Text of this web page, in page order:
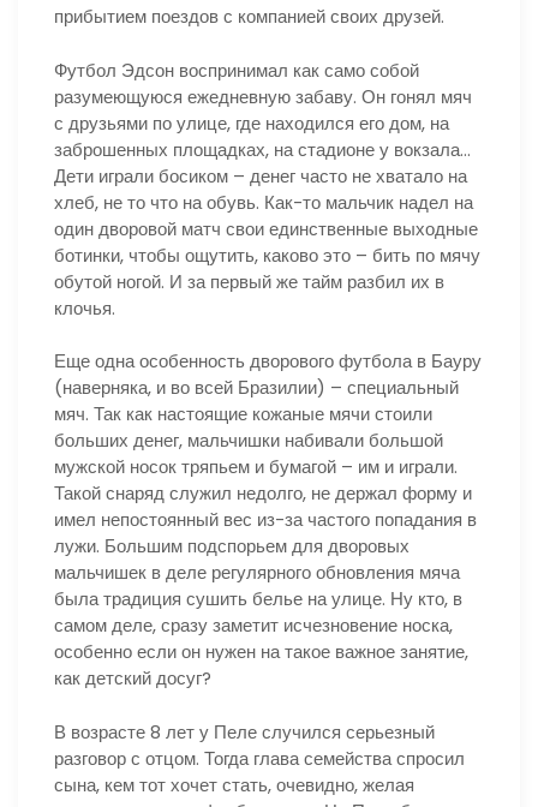
прибытием поездов с компанией своих друзей.
Футбол Эдсон воспринимал как само собой
разумеющуюся ежедневную забаву. Он гонял мяч
с друзьями по улице, где находился его дом, на
заброшенных площадках, на стадионе у вокзала…
Дети играли босиком – денег часто не хватало на
хлеб, не то что на обувь. Как-то мальчик надел на
один дворовой матч свои единственные выходные
ботинки, чтобы ощутить, каково это – бить по мячу
обутой ногой. И за первый же тайм разбил их в
клочья.
Еще одна особенность дворового футбола в Бауру
(наверняка, и во всей Бразилии) – специальный
мяч. Так как настоящие кожаные мячи стоили
больших денег, мальчишки набивали большой
мужской носок тряпьем и бумагой – им и играли.
Такой снаряд служил недолго, не держал форму и
имел непостоянный вес из-за частого попадания в
лужи. Большим подспорьем для дворовых
мальчишек в деле регулярного обновления мяча
была традиция сушить белье на улице. Ну кто, в
самом деле, сразу заметит исчезновение носка,
особенно если он нужен на такое важное занятие,
как детский досуг?
В возрасте 8 лет у Пеле случился серьезный
разговор с отцом. Тогда глава семейства спросил
сына, кем тот хочет стать, очевидно, желая